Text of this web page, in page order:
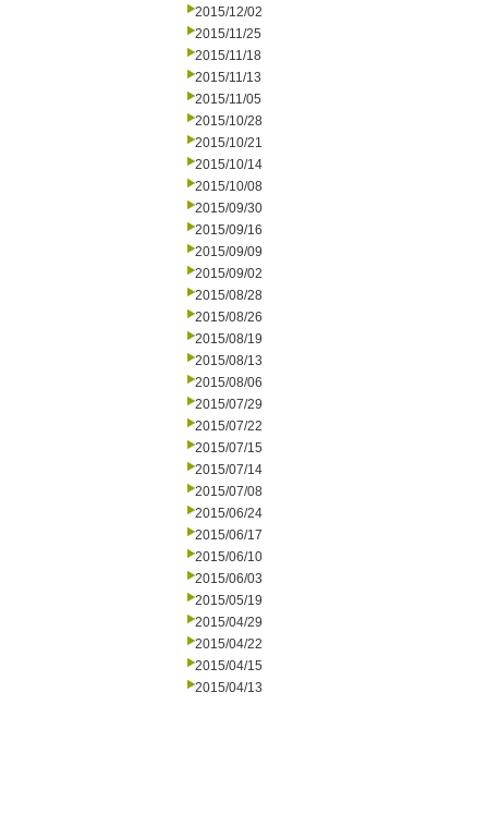
2015/12/02
2015/11/25
2015/11/18
2015/11/13
2015/11/05
2015/10/28
2015/10/21
2015/10/14
2015/10/08
2015/09/30
2015/09/16
2015/09/09
2015/09/02
2015/08/28
2015/08/26
2015/08/19
2015/08/13
2015/08/06
2015/07/29
2015/07/22
2015/07/15
2015/07/14
2015/07/08
2015/06/24
2015/06/17
2015/06/10
2015/06/03
2015/05/19
2015/04/29
2015/04/22
2015/04/15
2015/04/13